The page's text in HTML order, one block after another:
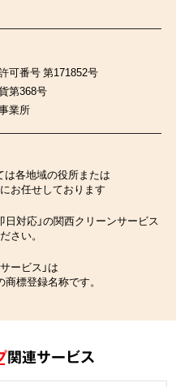
可番号 第171852号
第368号
業所
各地域の役所または
お任せしております
日対応」の関西クリーンサービス
さい。
ービス」は
標登録名称です。
関連サービス